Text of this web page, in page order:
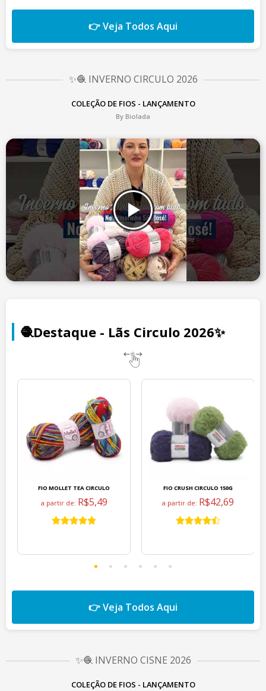
👉 Veja Todos Aqui
✨🧶 INVERNO CIRCULO 2026
COLEÇÃO DE FIOS - LANÇAMENTO
By Biolada
🧶Destaque - Lãs Circulo 2026✨
FIO MOLLET TEA CIRCULO
a partir de: R$5,49
FIO CRUSH CIRCULO 150G
a partir de: R$42,69
👉 Veja Todos Aqui
✨🧶 INVERNO CISNE 2026
COLEÇÃO DE FIOS - LANÇAMENTO